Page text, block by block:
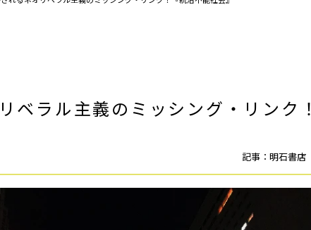
ベラル主義のミッシング・リンク！
記事：明石書店